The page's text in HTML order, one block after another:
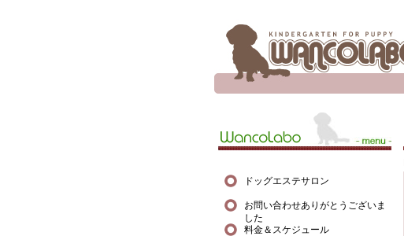
ドッグエステサロン
お問い合わせありがとうございま
した
料金＆スケジュール